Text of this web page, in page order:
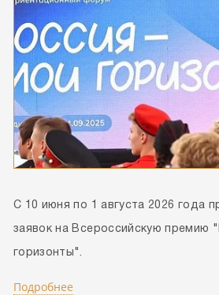
С 10 июня по 1 августа 2026 года
заявок на Всероссийскую премию
горизонты".
Подробнее